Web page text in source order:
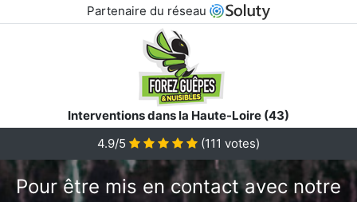
Partenaire du réseau
Interventions dans la Haute-Loire (43)
4.9/5
(111 votes)
Pour être mis en contact avec notre